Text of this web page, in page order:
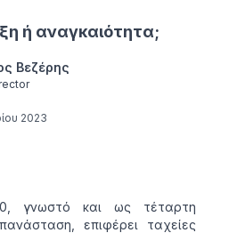
ή αναγκαιότητα;
Βεζέρης
2023
γνωστό και ως τέταρτη
επιφέρει ταχείες